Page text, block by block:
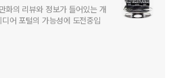
화의 리뷰와 정보가 들어있는 개
어 포털의 가능성에 도전중입